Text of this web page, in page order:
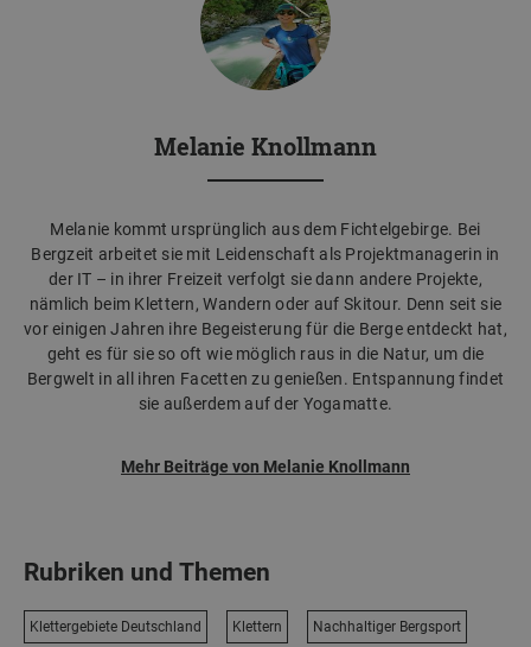
Melanie Knollmann
Melanie kommt ursprünglich aus dem Fichtelgebirge. Bei
Bergzeit arbeitet sie mit Leidenschaft als Projektmanagerin in
der IT – in ihrer Freizeit verfolgt sie dann andere Projekte,
nämlich beim Klettern, Wandern oder auf Skitour. Denn seit sie
vor einigen Jahren ihre Begeisterung für die Berge entdeckt hat,
geht es für sie so oft wie möglich raus in die Natur, um die
Bergwelt in all ihren Facetten zu genießen. Entspannung findet
sie außerdem auf der Yogamatte.
Mehr Beiträge von Melanie Knollmann
Rubriken und Themen
Klettergebiete Deutschland Klettern Nachhaltiger Bergsport